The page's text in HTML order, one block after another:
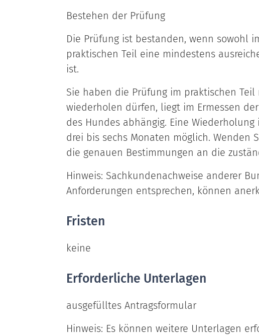
Bestehen der Prüfung
Die Prüfung ist bestanden, wenn sowohl
praktischen Teil eine mindestens
ist.
Sie haben die Prüfung im praktischen
wiederholen dürfen, liegt im Ermessen
des Hundes abhängig. Eine
drei bis sechs Monaten möglich. Wenden
die genauen Bestimmungen an die
Hinweis: Sachkundenachweise anderer
Anforderungen entsprechen, können
Fristen
keine
Erforderliche Unterlagen
ausgefülltes Antragsformular
Hinweis: Es können weitere Unterlagen